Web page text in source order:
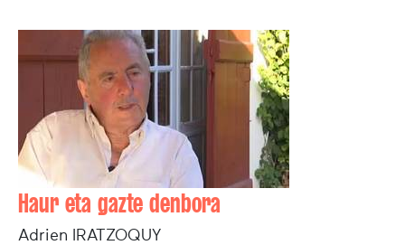
Haur eta gazte denbora
Adrien IRATZOQUY